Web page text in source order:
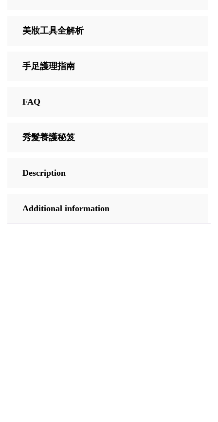
美妝工具全解析
手足護理指南
FAQ
秀髮養護秘笈
Description
Additional information